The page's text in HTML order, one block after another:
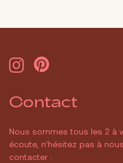
Contact
Nous sommes tous les 2 à
écoute, n’hésitez pas à nous
contacter :